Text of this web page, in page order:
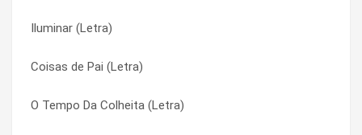
Iluminar (Letra)
Coisas de Pai (Letra)
O Tempo Da Colheita (Letra)
Abrindo Mares (Letra)
Abraço Eterno (Letra)
Abraço de Pai (Letra)
Marcas na Alma (Letra)
Marcas na Alma (Letra)
Maria e o Anjo (Letra)